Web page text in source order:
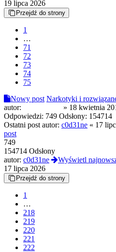
19 lipca 2026
Przejdź do strony
1
…
71
72
73
74
75
Nowy post Narkotyki i
autor:
» 18 kwietnia
Odpowiedzi: 749 Odsłony: 154714
Ostatni post autor: c0d31ne « 17
post
749
154714 Odsłony
autor: c0d31ne
Wyświetl
17 lipca 2026
Przejdź do strony
1
…
218
219
220
221
222